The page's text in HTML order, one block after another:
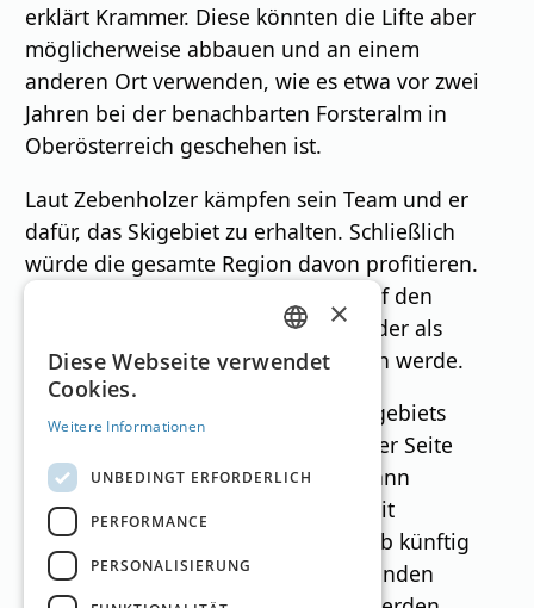
erklärt Krammer. Diese könnten die Lifte aber
möglicherweise abbauen und an einem
anderen Ort verwenden, wie es etwa vor zwei
Jahren bei der benachbarten Forsteralm in
Oberösterreich geschehen ist.
Laut Zebenholzer kämpfen sein Team und er
dafür, das Skigebiet zu erhalten. Schließlich
würde die gesamte Region davon profitieren.
Der Liftbetreiber verweist zudem auf den
Sommerbetrieb für Mountainbiker, der als
zweites Standbein gut angenommen werde.
Unterdessen ist die Zukunft des Skigebiets
Mariazeller Bürgeralpe auf steirischer Seite
gesichert. Laut Geschäftsführer Johann
Kleinhofer gibt es Investoren, die mit
ganzjährigen Angeboten den Betrieb künftig
übernehmen wollen. In den kommenden
GERMAN
×
Diese Webseite verwendet
Cookies.
Weitere Informationen
UNBEDINGT ERFORDERLICH
PERFORMANCE
PERSONALISIERUNG